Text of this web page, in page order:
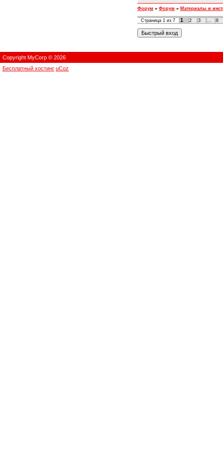
Форум » Форум » Материалы и
Страница 1 из 7 1 2 3 … 6
Copyright MyCorp © 2026
Бесплатный хостинг uCoz